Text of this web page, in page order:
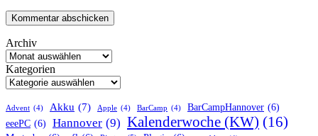
Archiv
Kategorien
Advent (4) Akku (7) Apple (4) BarCamp (4) BarCampHannover (6)
eeePC (6) Hannover (9) Kalenderwoche (KW) (16)